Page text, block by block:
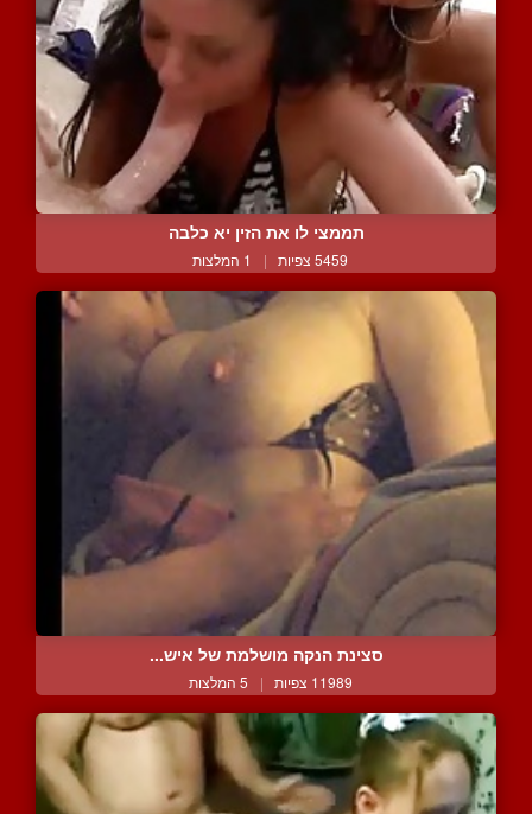
תממצי לו את הזין יא כלבה
5459 צפיות | 1 המלצות
סצינת הנקה מושלמת של איש...
11989 צפיות | 5 המלצות